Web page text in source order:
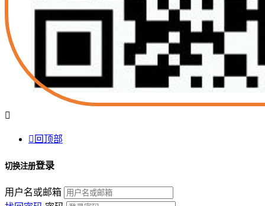

 回顶部
切换注册登录
用户名或邮箱